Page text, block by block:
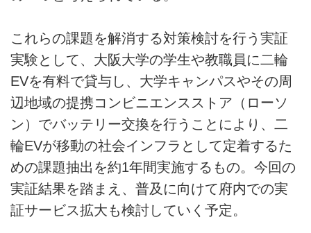
これらの課題を解消する対策検討を行う実証
実験として、大阪大学の学生や教職員に二輪
EVを有料で貸与し、大学キャンパスやその周
辺地域の提携コンビニエンスストア（ローソ
ン）でバッテリー交換を行うことにより、二
輪EVが移動の社会インフラとして定着するた
めの課題抽出を約1年間実施するもの。今回の
実証結果を踏まえ、普及に向けて府内での実
証サービス拡大も検討していく予定。